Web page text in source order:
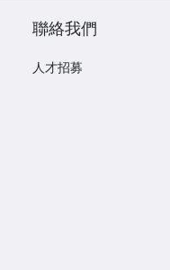
聯絡我們
人才招募